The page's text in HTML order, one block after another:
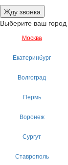
Жду звонка
Выберите ваш город
Москва
Екатеринбург
Волгоград
Пермь
Воронеж
Сургут
Ставрополь